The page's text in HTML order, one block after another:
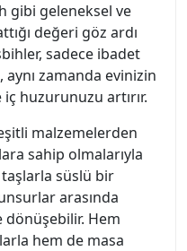
gibi geleneksel ve
değeri göz ardı
sadece ibadet
aynı zamanda evinizin
huzurunuzu artırır.
malzemelerden
sahip olmalarıyla
süslü bir
arasında
Hem
hem de masa